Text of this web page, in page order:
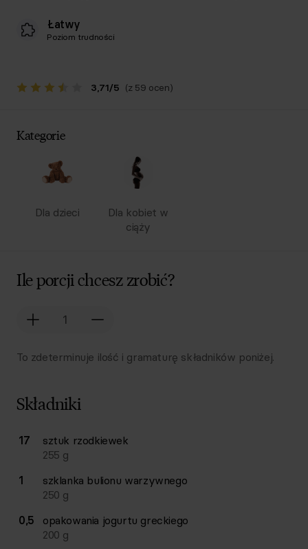
Łatwy
Poziom trudności
3,71/5 (z 59 ocen)
Kategorie
Dla dzieci
Dla kobiet w
ciąży
Ile porcji chcesz zrobić?
To zdeterminuje ilość i gramaturę składników poniżej.
Składniki
Lista składników przepisu z ilościami i wagami
IlośćSkładnik
17 sztuk rzodkiewek
255 g
1
szklanka bulionu warzywnego
250 g
0,5
opakowania jogurtu greckiego
200 g